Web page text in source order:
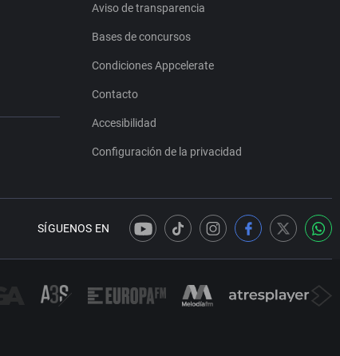
Aviso de transparencia
Bases de concursos
Condiciones Appcelerate
Contacto
Accesibilidad
Configuración de la privacidad
SÍGUENOS EN